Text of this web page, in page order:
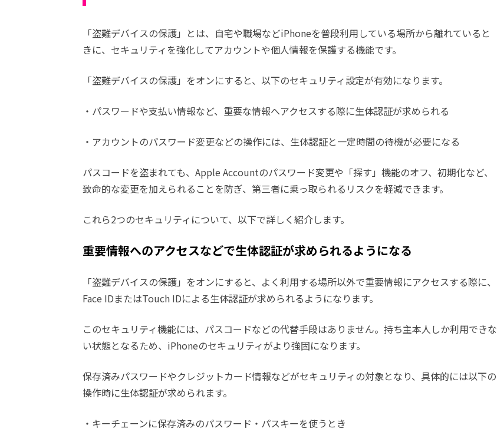
「盗難デバイスの保護」とは、自宅や職場などiPhoneを普段利用している場所から離れていると
きに、セキュリティを強化してアカウントや個人情報を保護する機能です。
「盗難デバイスの保護」をオンにすると、以下のセキュリティ設定が有効になります。
・パスワードや支払い情報など、重要な情報へアクセスする際に生体認証が求められる
・アカウントのパスワード変更などの操作には、生体認証と一定時間の待機が必要になる
パスコードを盗まれても、Apple Accountのパスワード変更や「探す」機能のオフ、初期化など、
致命的な変更を加えられることを防ぎ、第三者に乗っ取られるリスクを軽減できます。
これら2つのセキュリティについて、以下で詳しく紹介します。
重要情報へのアクセスなどで生体認証が求められるようになる
「盗難デバイスの保護」をオンにすると、よく利用する場所以外で重要情報にアクセスする際に、
Face IDまたはTouch IDによる生体認証が求められるようになります。
このセキュリティ機能には、パスコードなどの代替手段はありません。持ち主本人しか利用できな
い状態となるため、iPhoneのセキュリティがより強固になります。
保存済みパスワードやクレジットカード情報などがセキュリティの対象となり、具体的には以下の
操作時に生体認証が求められます。
・キーチェーンに保存済みのパスワード・パスキーを使うとき